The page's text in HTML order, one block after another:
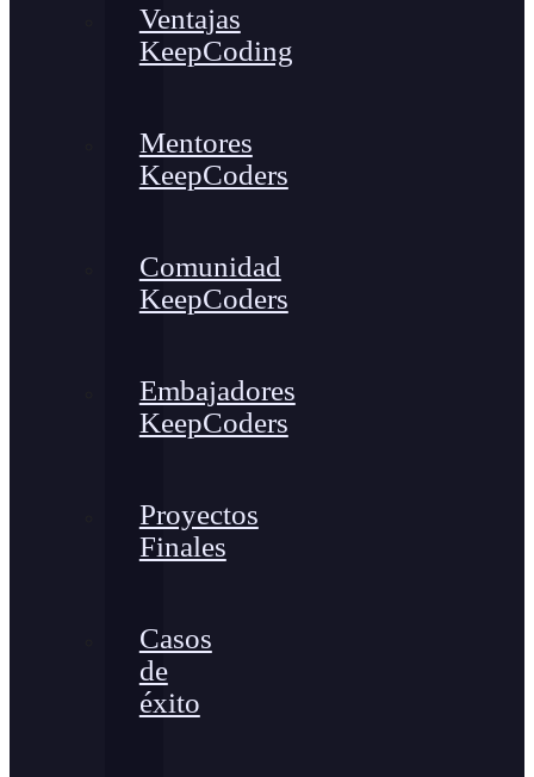
Ventajas
KeepCoding
Mentores
KeepCoders
Comunidad
KeepCoders
Embajadores
KeepCoders
Proyectos
Finales
Casos
de
éxito